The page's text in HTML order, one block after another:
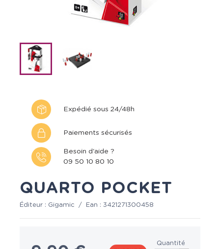
Expédié sous 24/48h
Paiements sécurisés
Besoin d'aide ?
09 50 10 80 10
QUARTO POCKET
Éditeur : Gigamic / Ean : 3421271300458
Quantité